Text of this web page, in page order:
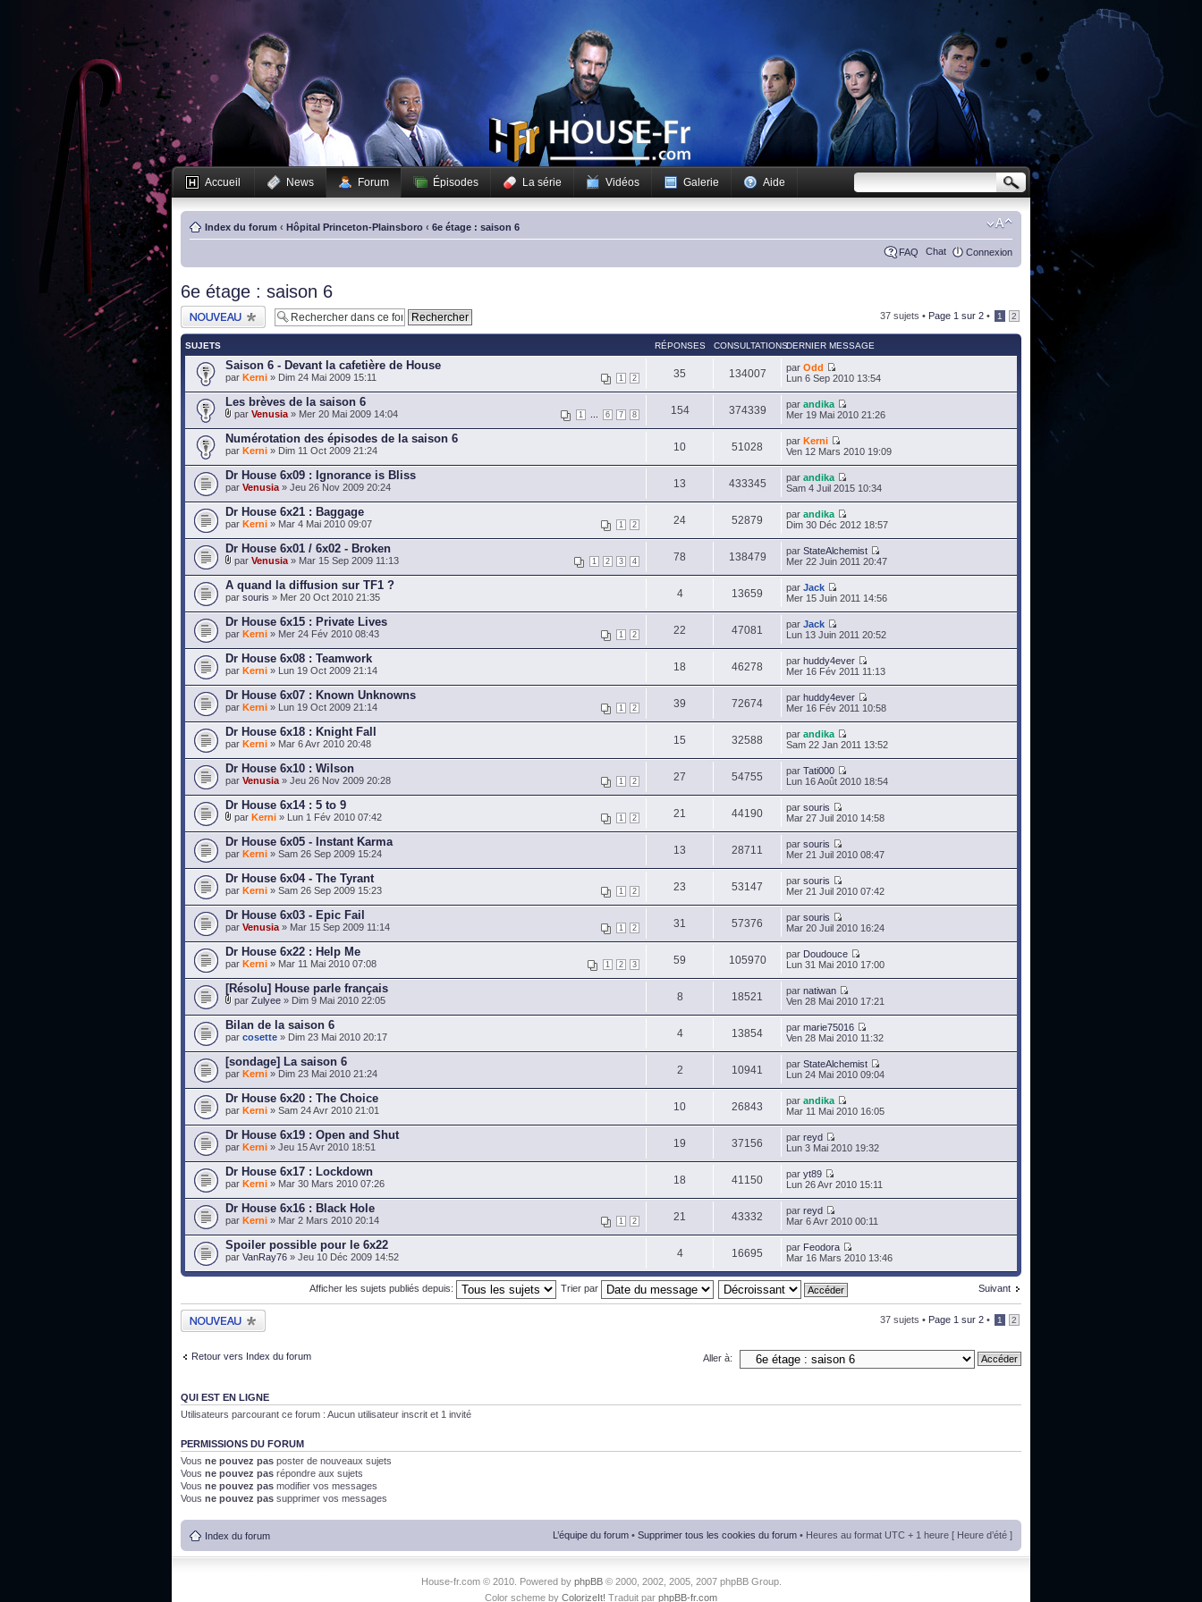
Accueil News Forum Épisodes La série Vidéos Galerie Aide
Index du forum ‹ Hôpital Princeton-Plainsboro ‹ 6e étage : saison 6
FAQ Chat Connexion
6e étage : saison 6
Publier un nouveau
sujet
37 sujets • Page 1 sur 2 • 1 2
SUJETS RÉPONSES CONSULTATIONSDERNIER MESSAGE
Saison 6 - Devant la cafetière de House
1 2
par Kerni » Dim 24 Mai 2009 15:11 35 134007 par Odd
Lun 6 Sep 2010 13:54
Les brèves de la saison 6
1 6 7 8
par Venusia » Mer 20 Mai 2009 14:04 154 374339 par andika
Mer 19 Mai 2010 21:26
Numérotation des épisodes de la saison 6
par Kerni » Dim 11 Oct 2009 21:24 10 51028 par Kerni
Ven 12 Mars 2010 19:09
Dr House 6x09 : Ignorance is Bliss
par Venusia » Jeu 26 Nov 2009 20:24 13 433345 par andika
Sam 4 Juil 2015 10:34
Dr House 6x21 : Baggage
1 2
par Kerni » Mar 4 Mai 2010 09:07 24 52879 par andika
Dim 30 Déc 2012 18:57
Dr House 6x01 / 6x02 - Broken
1 2 3 4
par Venusia » Mar 15 Sep 2009 11:13 78 138479 par StateAlchemist
Mer 22 Juin 2011 20:47
A quand la diffusion sur TF1 ?
par souris » Mer 20 Oct 2010 21:35 4 13659 par Jack
Mer 15 Juin 2011 14:56
Dr House 6x15 : Private Lives
1 2
par Kerni » Mer 24 Fév 2010 08:43 22 47081 par Jack
Lun 13 Juin 2011 20:52
Dr House 6x08 : Teamwork
par Kerni » Lun 19 Oct 2009 21:14 18 46278 par huddy4ever
Mer 16 Fév 2011 11:13
Dr House 6x07 : Known Unknowns
1 2
par Kerni » Lun 19 Oct 2009 21:14 39 72674 par huddy4ever
Mer 16 Fév 2011 10:58
Dr House 6x18 : Knight Fall
par Kerni » Mar 6 Avr 2010 20:48 15 32588 par andika
Sam 22 Jan 2011 13:52
Dr House 6x10 : Wilson
1 2
par Venusia » Jeu 26 Nov 2009 20:28 27 54755 par Tati000
Lun 16 Août 2010 18:54
Dr House 6x14 : 5 to 9
1 2
par Kerni » Lun 1 Fév 2010 07:42 21 44190 par souris
Mar 27 Juil 2010 14:58
Dr House 6x05 - Instant Karma
par Kerni » Sam 26 Sep 2009 15:24 13 28711 par souris
Mer 21 Juil 2010 08:47
Dr House 6x04 - The Tyrant
1 2
par Kerni » Sam 26 Sep 2009 15:23 23 53147 par souris
Mer 21 Juil 2010 07:42
Dr House 6x03 - Epic Fail
1 2
par Venusia » Mar 15 Sep 2009 11:14 31 57376 par souris
Mar 20 Juil 2010 16:24
Dr House 6x22 : Help Me
1 2 3
par Kerni » Mar 11 Mai 2010 07:08 59 105970 par Doudouce
Lun 31 Mai 2010 17:00
[Résolu] House parle français
par Zulyee » Dim 9 Mai 2010 22:05 8 18521 par natiwan
Ven 28 Mai 2010 17:21
Bilan de la saison 6
par cosette » Dim 23 Mai 2010 20:17 4 13854 par marie75016
Ven 28 Mai 2010 11:32
[sondage] La saison 6
par Kerni » Dim 23 Mai 2010 21:24 2 10941 par StateAlchemist
Lun 24 Mai 2010 09:04
Dr House 6x20 : The Choice
par Kerni » Sam 24 Avr 2010 21:01 10 26843 par andika
Mar 11 Mai 2010 16:05
Dr House 6x19 : Open and Shut
par Kerni » Jeu 15 Avr 2010 18:51 19 37156 par reyd
Lun 3 Mai 2010 19:32
Dr House 6x17 : Lockdown
par Kerni » Mar 30 Mars 2010 07:26 18 41150 par yt89
Lun 26 Avr 2010 15:11
Dr House 6x16 : Black Hole
1 2
par Kerni » Mar 2 Mars 2010 20:14 21 43332 par reyd
Mar 6 Avr 2010 00:11
Spoiler possible pour le 6x22
par VanRay76 » Jeu 10 Déc 2009 14:52 4 16695 par Feodora
Mar 16 Mars 2010 13:46
Suivant
Afficher les sujets publiés depuis: Trier par
Publier un nouveau
sujet
37 sujets • Page 1 sur 2 • 1 2
Retour vers Index du forum Aller à:
QUI EST EN LIGNE
Utilisateurs parcourant ce forum : Aucun utilisateur inscrit et 1 invité
PERMISSIONS DU FORUM
Vous ne pouvez pas poster de nouveaux sujets
Vous ne pouvez pas répondre aux sujets
Vous ne pouvez pas modifier vos messages
Vous ne pouvez pas supprimer vos messages
Index du forum L’équipe du forum • Supprimer tous les cookies du forum • Heures au format UTC + 1 heure [ Heure d’été ]
House-fr.com © 2010. Powered by phpBB© 2000, 2002, 2005, 2007 phpBB Group.
Color scheme by ColorizeIt! Traduit par phpBB-fr.com